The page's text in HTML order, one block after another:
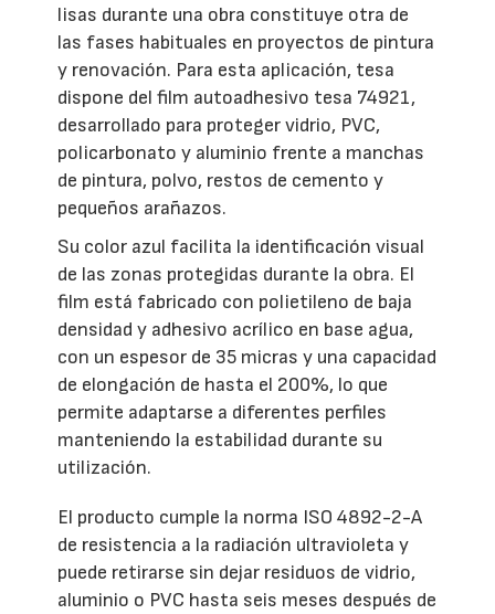
lisas durante una obra constituye otra de
las fases habituales en proyectos de pintura
y renovación. Para esta aplicación, tesa
dispone del film autoadhesivo tesa 74921,
desarrollado para proteger vidrio, PVC,
policarbonato y aluminio frente a manchas
de pintura, polvo, restos de cemento y
pequeños arañazos.
Su color azul facilita la identificación visual
de las zonas protegidas durante la obra. El
film está fabricado con polietileno de baja
densidad y adhesivo acrílico en base agua,
con un espesor de 35 micras y una capacidad
de elongación de hasta el 200%, lo que
permite adaptarse a diferentes perfiles
manteniendo la estabilidad durante su
utilización.
El producto cumple la norma ISO 4892-2-A
de resistencia a la radiación ultravioleta y
puede retirarse sin dejar residuos de vidrio,
aluminio o PVC hasta seis meses después de